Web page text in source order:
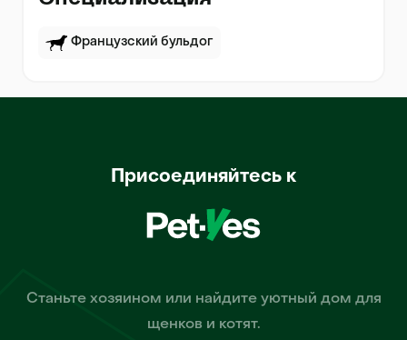
Французский бульдог
Присоединяйтесь к
Станьте хозяином или найдите уютный дом для
щенков и котят.